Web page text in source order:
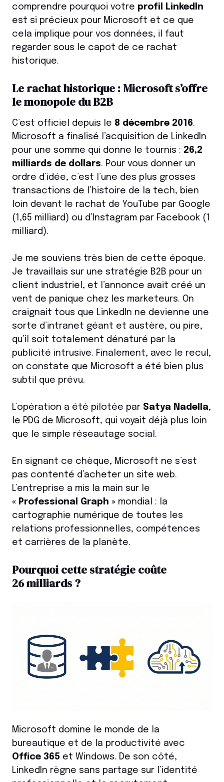
comprendre pourquoi votre profil LinkedIn
est si précieux pour Microsoft et ce que
cela implique pour vos données, il faut
regarder sous le capot de ce rachat
historique.
Le rachat historique : Microsoft s’offre
le monopole du B2B
C’est officiel depuis le 8 décembre 2016.
Microsoft a finalisé l’acquisition de LinkedIn
pour une somme qui donne le tournis : 26,2
milliards de dollars. Pour vous donner un
ordre d’idée, c’est l’une des plus grosses
transactions de l’histoire de la tech, bien
loin devant le rachat de YouTube par Google
(1,65 milliard) ou d’Instagram par Facebook (1
milliard).
Je me souviens très bien de cette époque.
Je travaillais sur une stratégie B2B pour un
client industriel, et l’annonce avait créé un
vent de panique chez les marketeurs. On
craignait tous que LinkedIn ne devienne une
sorte d’intranet géant et austère, ou pire,
qu’il soit totalement dénaturé par la
publicité intrusive. Finalement, avec le recul,
on constate que Microsoft a été bien plus
subtil que prévu.
L’opération a été pilotée par Satya Nadella,
le PDG de Microsoft, qui voyait déjà plus loin
que le simple réseautage social.
En signant ce chèque, Microsoft ne s’est
pas contenté d’acheter un site web.
L’entreprise a mis la main sur le
« Professional Graph » mondial : la
cartographie numérique de toutes les
relations professionnelles, compétences
et carrières de la planète.
Pourquoi cette stratégie coûte
26 milliards ?
Microsoft domine le monde de la
bureautique et de la productivité avec
Office 365 et Windows. De son côté,
LinkedIn règne sans partage sur l’identité